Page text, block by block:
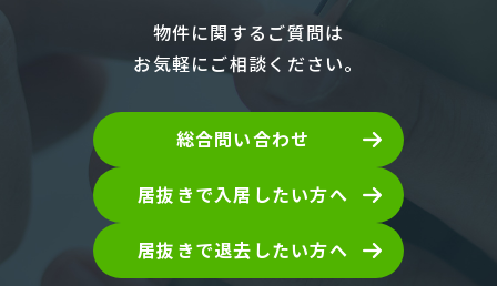
物件に関するご質問は
お気軽にご相談ください。
総合問い合わせ
居抜きで入居したい方へ
居抜きで退去したい方へ